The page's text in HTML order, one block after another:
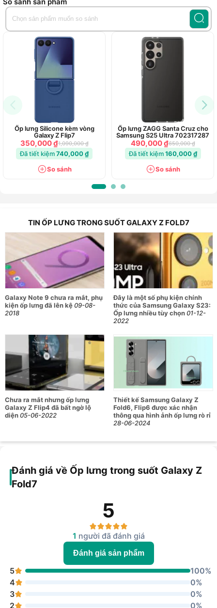
Ốp lưng Silicone kèm vòng
Galaxy Z Flip7
350,000 ₫1,090,000 ₫
Đã tiết kiệm740,000 ₫
So sánh
Ốp lưng ZAGG Santa Cruz cho
Samsung S25 Ultra 702317287
490,000 ₫650,000 ₫
Đã tiết kiệm160,000 ₫
So sánh
TIN ỐP LƯNG TRONG SUỐT GALAXY Z FOLD7
Galaxy Note 9 chưa ra mắt, phụ
kiện ốp lưng đã lên kệ09-08-
2018
Đây là một số phụ kiện chính
thức của Samsung Galaxy S23:
Ốp lưng nhiều tùy chọn01-12-
2022
Chưa ra mắt nhưng ốp lưng
Galaxy Z Flip4 đã bất ngờ lộ
diện05-06-2022
Thiết kế Samsung Galaxy Z
Fold6, Flip6 được xác nhận
thông qua hình ảnh ốp lưng rò rỉ
28-06-2024
Đánh giá về Ốp lưng trong suốt Galaxy Z
Fold7
5
1 người đã đánh giá
Đánh giá sản phẩm
5
100%
4
0%
3
0%
2
0%